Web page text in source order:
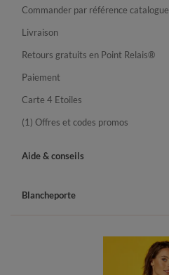
Commander par référence catalogue
Livraison
Retours gratuits en Point Relais®
Paiement
Carte 4 Etoiles
(1) Offres et codes promos
Aide & conseils
Blancheporte